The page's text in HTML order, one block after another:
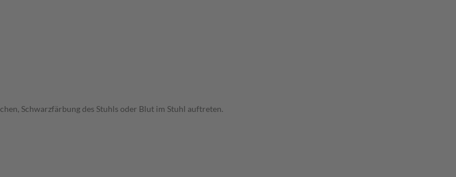
Schwarzfärbung des Stuhls oder Blut im Stuhl auftreten.